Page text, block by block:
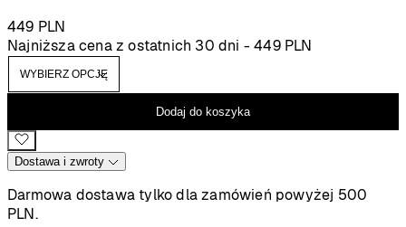
449 PLN
Najniższa cena z ostatnich 30 dni -449 PLN
Dodaj do koszyka
Dostawa i zwroty
Darmowa dostawa tylko dla zamówień powyżej 500
PLN.